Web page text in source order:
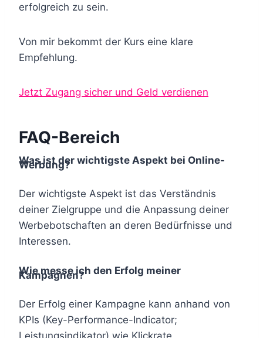
erfolgreich zu sein.
Von mir bekommt der Kurs eine klare
Empfehlung.
Jetzt Zugang sicher und Geld verdienen
FAQ-Bereich
Was ist der wichtigste Aspekt bei Online-
Werbung?
Der wichtigste Aspekt ist das Verständnis
deiner Zielgruppe und die Anpassung deiner
Werbebotschaften an deren Bedürfnisse und
Interessen.
Wie messe ich den Erfolg meiner
Kampagnen?
Der Erfolg einer Kampagne kann anhand von
KPIs (Key-Performance-Indicator;
Leistungsindikator) wie Klickrate,